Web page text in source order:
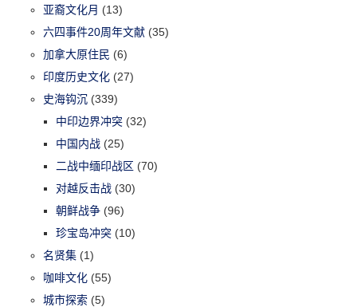
亚裔文化月 (13)
六四事件20周年文献 (35)
加拿大原住民 (6)
印度历史文化 (27)
史海钩沉 (339)
中印边界冲突 (32)
中国内战 (25)
二战中缅印战区 (70)
对越反击战 (30)
朝鲜战争 (96)
珍宝岛冲突 (10)
名贤集 (1)
咖啡文化 (55)
城市探索 (5)